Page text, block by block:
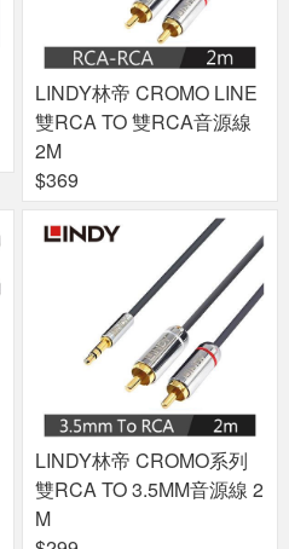
LINDY林帝 CROMO LINE
雙RCA TO 雙RCA音源線
2M
$369
LINDY林帝 CROMO系列
雙RCA TO 3.5MM音源線 2
M